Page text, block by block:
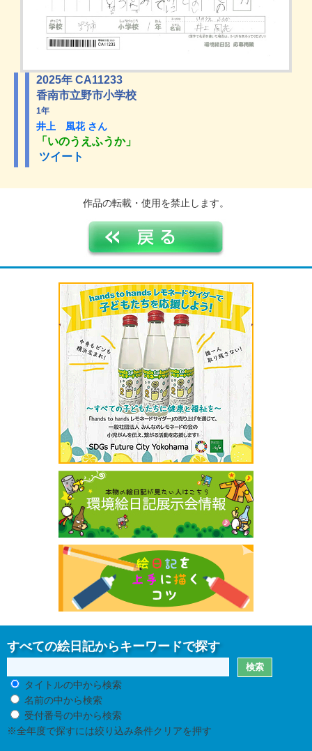
2025年 CA11233
香南市立野市小学校
1年
井上 風花 さん
「いのうえふうか」
ツイート
作品の転載・使用を禁止します。
すべての絵日記からキーワードで探す
タイトルの中から検索
名前の中から検索
受付番号の中から検索
※全年度で探すには絞り込み条件クリアを押す